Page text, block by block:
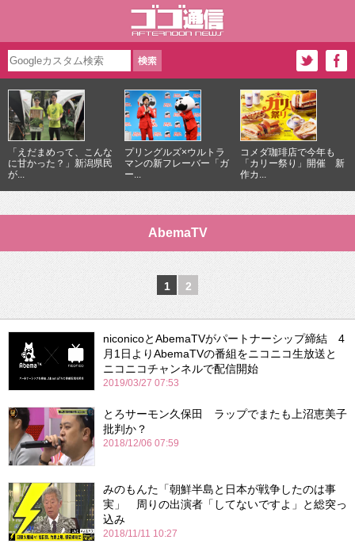
「えだまめって、こんな
に甘かった？」新潟県民
が...
プリングルズ×ウルトラ
マンの新フレーバー「ガ
ー...
コメダ珈琲店で今年も
「カリー祭り」開催 新
作カ...
AbemaTV
1 2
niconicoとAbemaTVがパートナーシップ締結 4
月1日よりAbemaTVの番組をニコニコ生放送と
ニコニコチャンネルで配信開始
2019/03/27 07:53
とろサーモン久保田 ラップでまたも上沼恵美子
批判か？
2018/12/06 07:59
みのもんた「朝鮮半島と日本が戦争したのは事
実」 周りの出演者「してないですよ」と総突っ
込み
2018/11/11 10:27